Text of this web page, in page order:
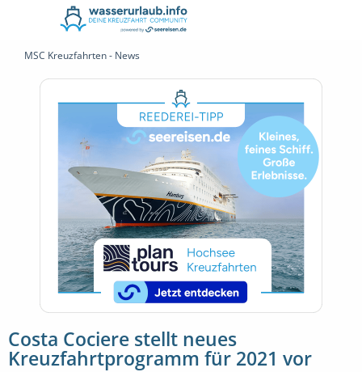
MSC Kreuzfahrten - News
Costa Cociere stellt neues
Kreuzfahrtprogramm für 2021 vor